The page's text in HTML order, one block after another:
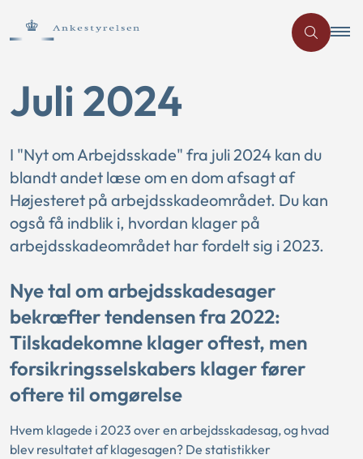
Juli 2024
I "Nyt om Arbejdsskade" fra juli 2024 kan du
blandt andet læse om en dom afsagt af
Højesteret på arbejdsskadeområdet. Du kan
også få indblik i, hvordan klager på
arbejdsskadeområdet har fordelt sig i 2023.
Nye tal om arbejdsskadesager
bekræfter tendensen fra 2022:
Tilskadekomne klager oftest, men
forsikringsselskabers klager fører
oftere til omgørelse
Hvem klagede i 2023 over en arbejdsskadesag, og hvad
blev resultatet af klagesagen? De statistikker